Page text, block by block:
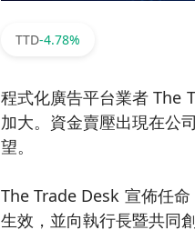
TTD-4.78%
程式化廣告平台業者 The
加大。資金賣壓出現在公
望。
The Trade Desk 宣佈任
生效，並向執行長暨共同